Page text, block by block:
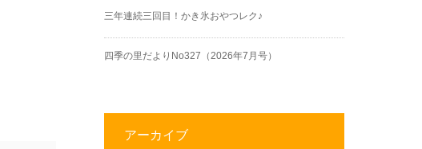
三年連続三回目！かき氷おやつレク♪
四季の里だよりNo327（2026年7月号）
アーカイブ